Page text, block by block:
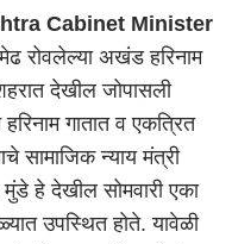
Cabinet Minister
रोवलेल्या अखंड हरिनाम
देखील जोपासली
गातात व एकत्रित
सामाजिक न्याय मंत्री
हे देखील सोमवारी एका
उपस्थित होते. यावेळी